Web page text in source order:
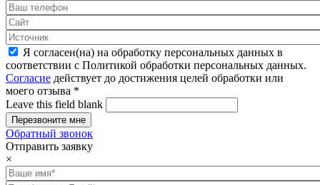
Я согласен(на) на обработку персональных данных в
соответствии с Политикой обработки персональных данных.
Согласие действует до достижения целей обработки или
моего отзыва *
Leave this field blank
Обратный звонок
Отправить заявку
×